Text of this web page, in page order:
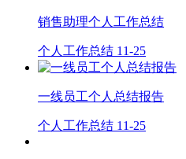
销售助理个人工作总结
个人工作总结 11-25
一线员工个人总结报告
个人工作总结 11-25